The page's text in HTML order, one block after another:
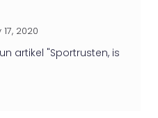
17, 2020
artikel "Sportrusten, is